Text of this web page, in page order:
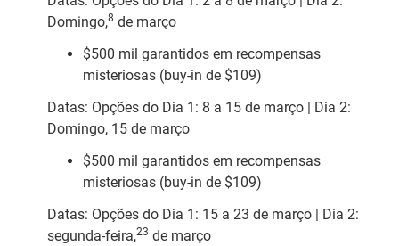
Domingo,8 de março
$500 mil garantidos em recompensas
misteriosas (buy-in de $109)
Datas: Opções do Dia 1: 8 a 15 de março | Dia 2:
Domingo, 15 de março
$500 mil garantidos em recompensas
misteriosas (buy-in de $109)
Datas: Opções do Dia 1: 15 a 23 de março | Dia 2:
segunda-feira,23 de março